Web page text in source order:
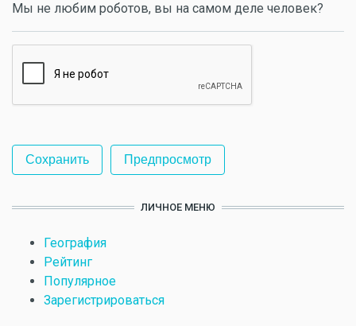
Мы не любим роботов, вы на самом деле человек?
ЛИЧНОЕ МЕНЮ
География
Рейтинг
Популярное
Зарегистрироваться